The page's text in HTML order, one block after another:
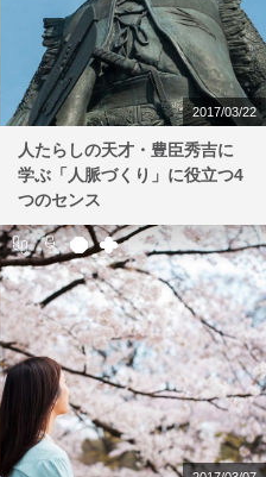
2017/03/22
人たらしの天才・豊臣秀吉に
学ぶ「人脈づくり」に役立つ4
つのセンス